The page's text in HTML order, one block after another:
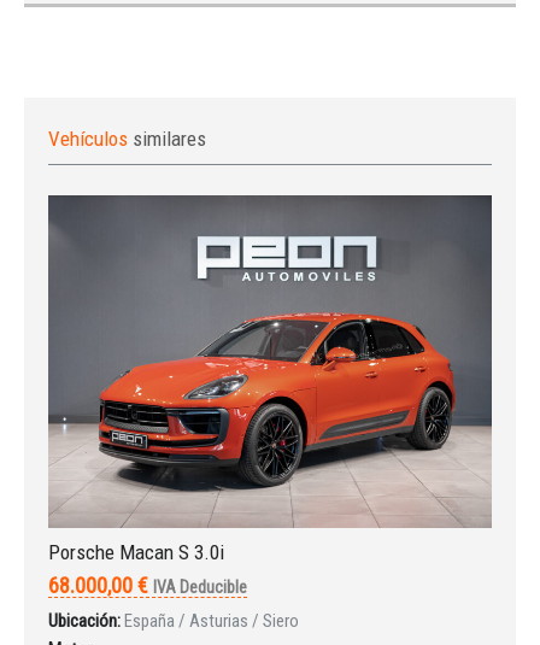
Iniciar sesión
Vehículos similares
Porsche Macan S 3.0i
68.000,00 € IVA Deducible
Ubicación:España / Asturias / Siero